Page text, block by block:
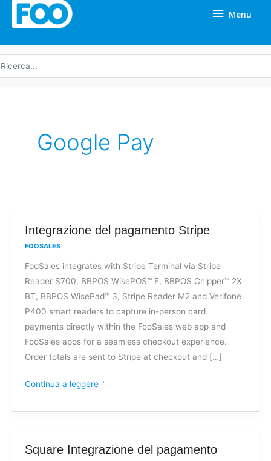
Menu
Google Pay
Integrazione del pagamento Stripe
FOOSALES
FooSales integrates with Stripe Terminal via Stripe
Reader S700, BBPOS WisePOS™ E, BBPOS Chipper™ 2X
BT, BBPOS WisePad™ 3, Stripe Reader M2 and Verifone
P400 smart readers to capture in-person card
payments directly within the FooSales web app and
FooSales apps for a seamless checkout experience.
Order totals are sent to Stripe at checkout and […]
Integrazione
del
Continua a leggere "
Square Integrazione del pagamento
Square